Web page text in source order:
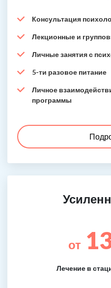
Консультация
Лекционные и
Личные занятия с
5-ти разовое питание
Личное
программы
от
Лечение в